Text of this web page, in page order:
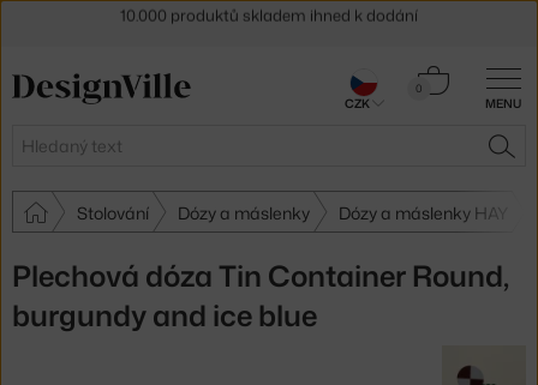
MENU
Hledat
0
Košík
Stolování Dózy a máslenky Dózy a máslenky HAY
Plechová dóza Tin Container Round,
burgundy and ice blue
30 dní na vrácení zboží
CZK